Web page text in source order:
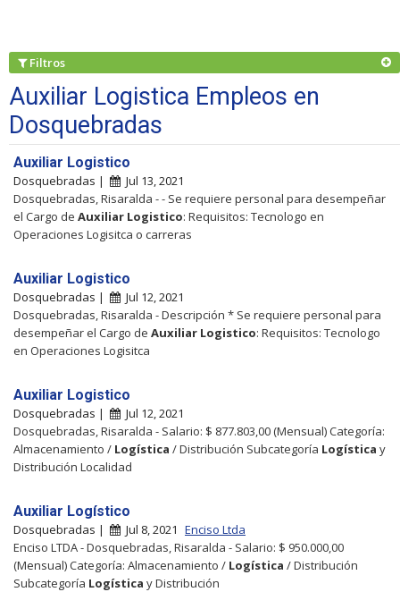
Filtros
Auxiliar Logistica Empleos en
Dosquebradas
Auxiliar Logistico
Dosquebradas |
Jul 13, 2021
Dosquebradas, Risaralda - - Se requiere personal para desempeñar
el Cargo de Auxiliar Logistico: Requisitos: Tecnologo en
Operaciones Logisitca o carreras
Auxiliar Logistico
Dosquebradas |
Jul 12, 2021
Dosquebradas, Risaralda - Descripción * Se requiere personal para
desempeñar el Cargo de Auxiliar Logistico: Requisitos: Tecnologo
en Operaciones Logisitca
Auxiliar Logistico
Dosquebradas |
Jul 12, 2021
Dosquebradas, Risaralda - Salario: $ 877.803,00 (Mensual) Categoría:
Almacenamiento / Logística / Distribución Subcategoría Logística y
Distribución Localidad
Auxiliar Logístico
Dosquebradas | Jul 8, 2021 Enciso Ltda
Enciso LTDA - Dosquebradas, Risaralda - Salario: $ 950.000,00
(Mensual) Categoría: Almacenamiento / Logística / Distribución
Subcategoría Logística y Distribución